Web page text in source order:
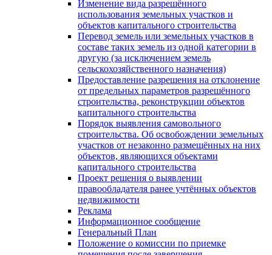
Изменение вида разрешённого
использования земельных участков и
объектов капитального строительства
Перевод земель или земельных участков в
составе таких земель из одной категории в
другую (за исключением земель
сельскохозяйственного назначения)
Предоставление разрешения на отклонение
от предельных параметров разрешённого
строительства, реконструкции объектов
капитального строительства
Порядок выявления самовольного
строительства. Об освобождении земельных
участков от незаконно размещённых на них
объектов, являющихся объектами
капитального строительства
Проект решения о выявлении
правообладателя ранее учтённых объектов
недвижимости
Реклама
Информационное сообщение
Генеральный План
Положение о комиссии по приемке